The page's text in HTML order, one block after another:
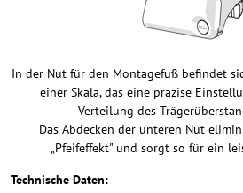
In der Nut für den Montagefuß befindet
einer Skala, das eine präzise
Verteilung des
Das Abdecken der unteren Nut
„Pfeifeffekt" und sorgt so für ein
Technische Daten: